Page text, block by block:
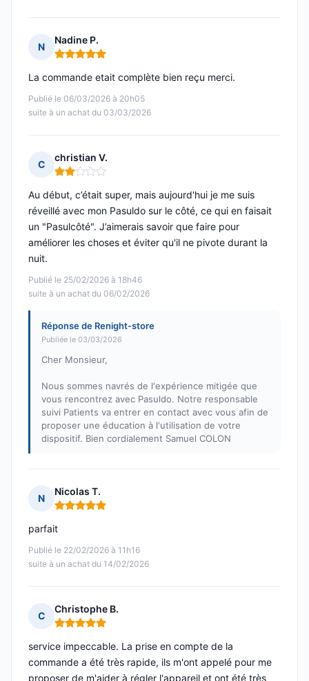
N
Nadine P.
Note : 5 sur 5
Publié le 06/03/2026 à 20h05
suite à un achat du 03/03/2026
La commande etait complète bien reçu merci.
C
christian V.
Note : 2 sur 5
Publié le 25/02/2026 à 18h46
suite à un achat du 06/02/2026
Au début, c’était super, mais aujourd'hui je me suis
réveillé avec mon Pasuldo sur le côté, ce qui en faisait
un "Pasulcôté". J’aimerais savoir que faire pour
améliorer les choses et éviter qu'il ne pivote durant la
nuit.
Réponse de Renight-store
Publiée le 03/03/2026
Cher Monsieur,
Nous sommes navrés de l'expérience mitigée que
vous rencontrez avec Pasuldo. Notre responsable
suivi Patients va entrer en contact avec vous afin de
proposer une éducation à l'utilisation de votre
dispositif. Bien cordialement Samuel COLON
N
Nicolas T.
Note : 5 sur 5
Publié le 22/02/2026 à 11h16
suite à un achat du 14/02/2026
parfait
C
Christophe B.
Note : 5 sur 5
service impeccable. La prise en compte de la
commande a été très rapide, ils m'ont appelé pour me
proposer de m'aider à régler l'appareil et ont été très